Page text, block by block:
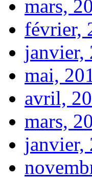
mars,
février,
janvier,
mai,
avril,
mars,
janvier,